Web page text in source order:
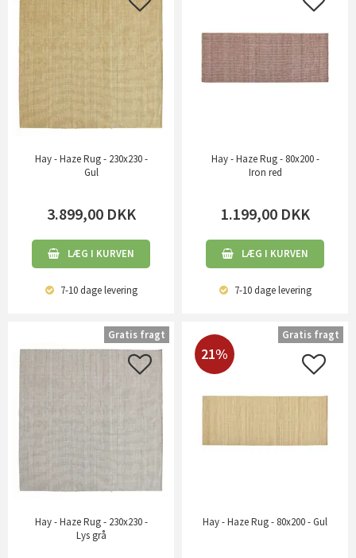
Hay - Haze Rug - 230x230 -
Gul
3.899,00 DKK
LÆG I KURVEN
7-10 dagelevering
Hay - Haze Rug - 80x200 -
Iron red
1.199,00 DKK
LÆG I KURVEN
7-10 dagelevering
Hay - Haze Rug - 230x230 -
Lys grå
Gratis fragt
21%
Hay - Haze Rug - 80x200 - Gul
Gratis fragt